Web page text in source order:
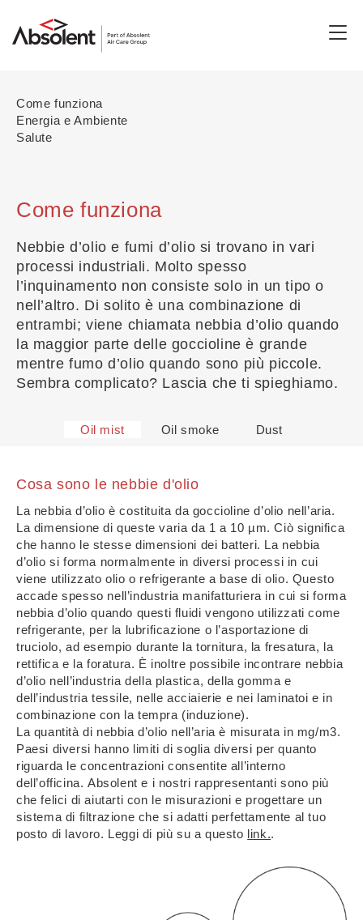
Come funziona
Energia e Ambiente
Salute
Come funziona
Nebbie d’olio e fumi d’olio si trovano in vari
processi industriali. Molto spesso
l’inquinamento non consiste solo in un tipo o
nell’altro. Di solito è una combinazione di
entrambi; viene chiamata nebbia d’olio quando
la maggior parte delle goccioline è grande
mentre fumo d’olio quando sono più piccole.
Sembra complicato? Lascia che ti spieghiamo.
Oil mist Oil smoke Dust
Cosa sono le nebbie d'olio
La nebbia d’olio è costituita da goccioline d’olio nell’aria.
La dimensione di queste varia da 1 a 10 µm. Ciò significa
che hanno le stesse dimensioni dei batteri. La nebbia
d’olio si forma normalmente in diversi processi in cui
viene utilizzato olio o refrigerante a base di olio. Questo
accade spesso nell’industria manifatturiera in cui si forma
nebbia d’olio quando questi fluidi vengono utilizzati come
refrigerante, per la lubrificazione o l’asportazione di
truciolo, ad esempio durante la tornitura, la fresatura, la
rettifica e la foratura. È inoltre possibile incontrare nebbia
d’olio nell’industria della plastica, della gomma e
dell’industria tessile, nelle acciaierie e nei laminatoi e in
combinazione con la tempra (induzione).
La quantità di nebbia d’olio nell’aria è misurata in mg/m3.
Paesi diversi hanno limiti di soglia diversi per quanto
riguarda le concentrazioni consentite all’interno
dell’officina. Absolent e i nostri rappresentanti sono più
che felici di aiutarti con le misurazioni e progettare un
sistema di filtrazione che si adatti perfettamente al tuo
posto di lavoro. Leggi di più su a questo link..